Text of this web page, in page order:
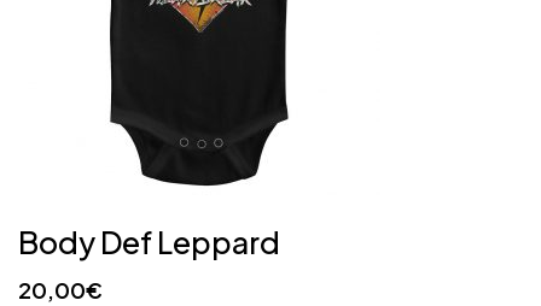
Body Def Leppard
20,00€